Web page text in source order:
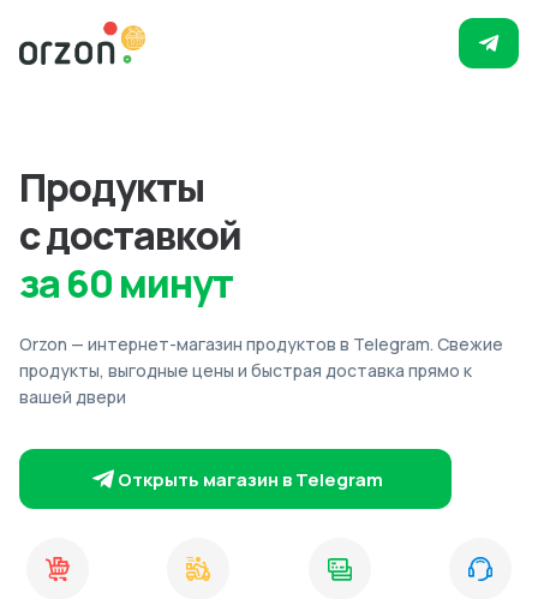
Продукты
с доставкой
за 60 минут
Orzon — интернет-магазин продуктов в Telegram. Свежие
продукты, выгодные цены и быстрая доставка прямо к
вашей двери
Открыть магазин в Telegram